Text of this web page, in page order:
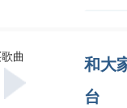
和大
台